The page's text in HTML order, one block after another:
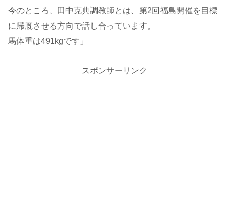
今のところ、田中克典調教師とは、第2回福島開催を目標
に帰厩させる方向で話し合っています。
馬体重は491kgです」
スポンサーリンク